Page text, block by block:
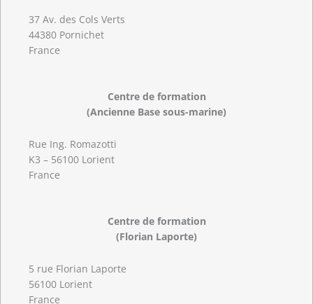
37 Av. des Cols Verts
44380 Pornichet
France
Centre de formation
(Ancienne Base sous-marine)
Rue Ing. Romazotti
K3 – 56100 Lorient
France
Centre de formation
(Florian Laporte)
5 rue Florian Laporte
56100 Lorient
France